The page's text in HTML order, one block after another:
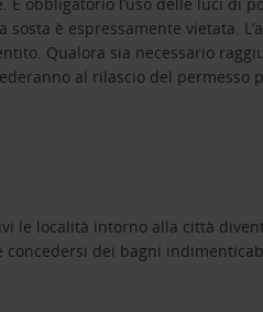
è espressamente vietata.
Qualora sia necessario
al rilascio del permesso
le località intorno alla città
concedersi dei bagni